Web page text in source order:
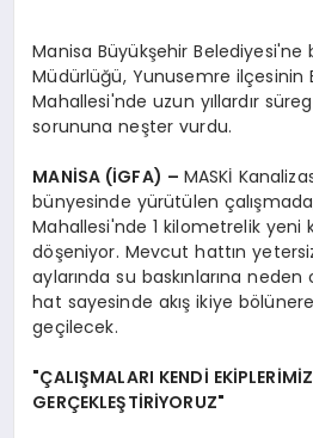
Manisa Büyükşehir Belediyesi'ne
Müdürlüğü, Yunusemre ilçesinin
Mahallesi'nde uzun yıllardır
sorununa neşter vurdu.
MANİSA (İGFA) – MASKİ
bünyesinde yürütülen
Mahallesi'nde 1 kilometrelik yeni
döşeniyor. Mevcut hattın yetersiz
aylarında su baskınlarına
hat sayesinde akış ikiye
geçilecek.
"ÇALIŞMALARI KENDİ
GERÇEKLEŞTİRİYORUZ"